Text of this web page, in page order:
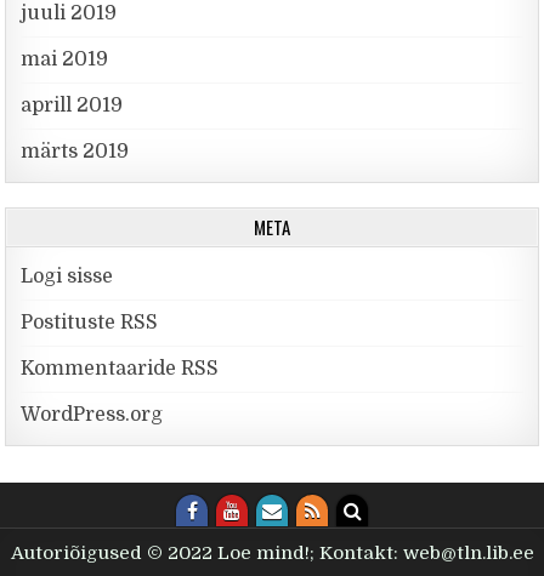
juuli 2019
mai 2019
aprill 2019
märts 2019
META
Logi sisse
Postituste RSS
Kommentaaride RSS
WordPress.org
Autoriõigused © 2022 Loe mind!; Kontakt: web@tln.lib.ee